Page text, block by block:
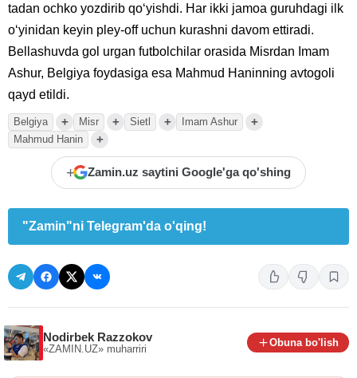
tadan ochko yozdirib qo‘yishdi. Har ikki jamoa guruhdagi ilk
o‘yinidan keyin pley-off uchun kurashni davom ettiradi.
Bellashuvda gol urgan futbolchilar orasida Misrdan Imam
Ashur, Belgiya foydasiga esa Mahmud Haninning avtogoli
qayd etildi.
Belgiya + Misr + Sietl + Imam Ashur +
Mahmud Hanin +
+ Zamin.uz saytini Google'ga qo'shing
"Zamin"ni Telegram'da o'qing!
Nodirbek Razzokov
«ZAMIN.UZ» muharriri
Obuna bo'lish